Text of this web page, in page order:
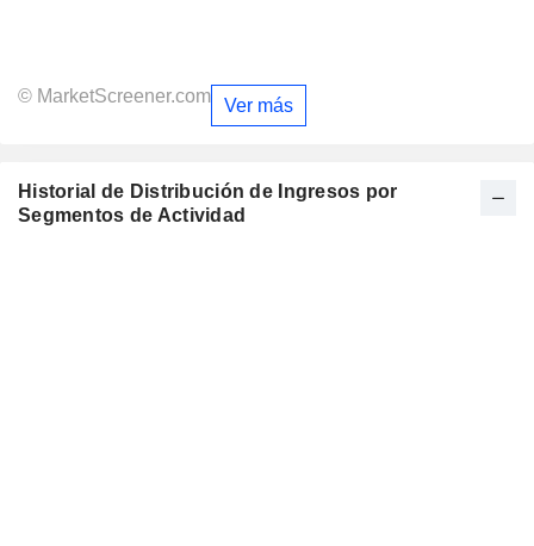
© MarketScreener.com Ver más
Historial de Distribución de Ingresos por
Segmentos de Actividad